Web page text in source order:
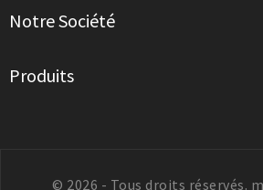
Notre Société
Produits
© 2026 - Tous droits réservés.